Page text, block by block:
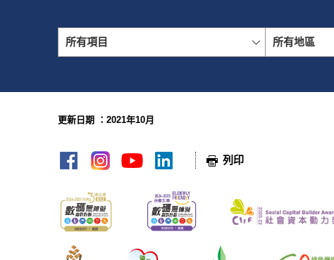
所有項目 所有地區
更新日期 ：2021年10月
列印